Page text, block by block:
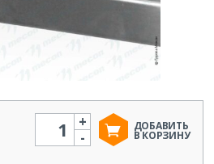
Количество
-
+ ДОБАВИТЬ
В КОРЗИНУ